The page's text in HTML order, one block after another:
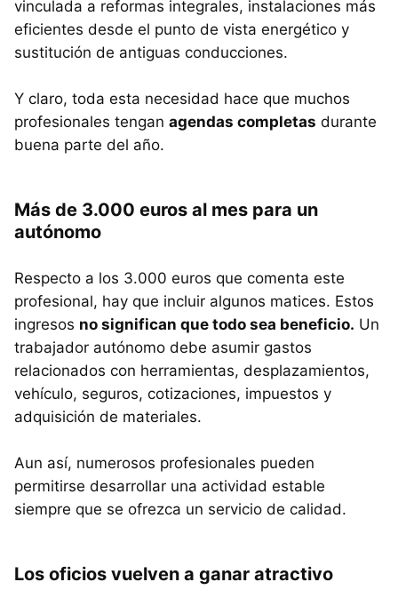
vinculada a reformas integrales, instalaciones más
eficientes desde el punto de vista energético y
sustitución de antiguas conducciones.
Y claro, toda esta necesidad hace que muchos
profesionales tengan agendas completas durante
buena parte del año.
Más de 3.000 euros al mes para un
autónomo
Respecto a los 3.000 euros que comenta este
profesional, hay que incluir algunos matices. Estos
ingresos no significan que todo sea beneficio. Un
trabajador autónomo debe asumir gastos
relacionados con herramientas, desplazamientos,
vehículo, seguros, cotizaciones, impuestos y
adquisición de materiales.
Aun así, numerosos profesionales pueden
permitirse desarrollar una actividad estable
siempre que se ofrezca un servicio de calidad.
Los oficios vuelven a ganar atractivo